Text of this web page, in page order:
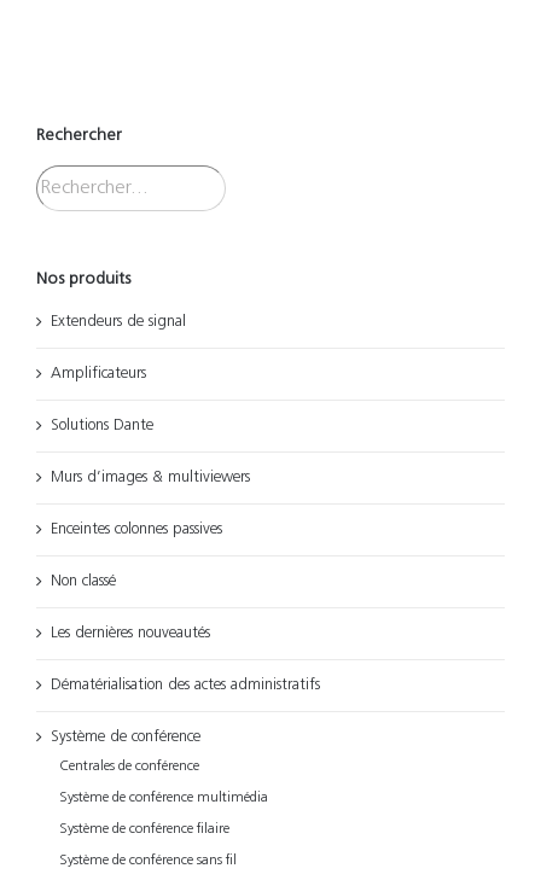
Rechercher
Nos produits
Extendeurs de signal
Amplificateurs
Solutions Dante
Murs d’images & multiviewers
Enceintes colonnes passives
Non classé
Les dernières nouveautés
Dématérialisation des actes administratifs
Système de conférence
Centrales de conférence
Système de conférence multimédia
Système de conférence filaire
Système de conférence sans fil